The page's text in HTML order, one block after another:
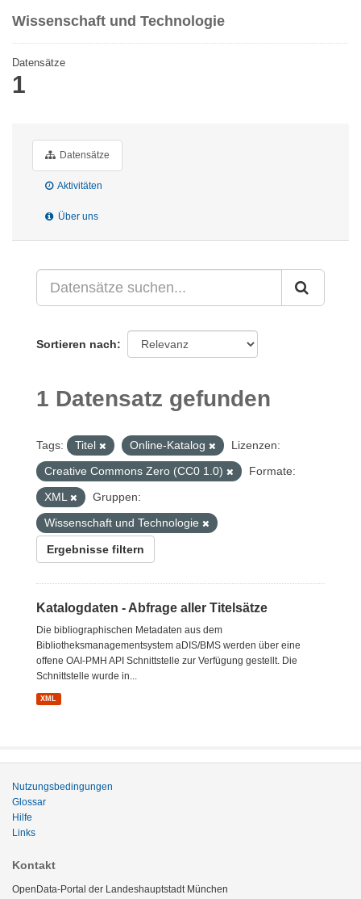
Wissenschaft und Technologie
Datensätze
1
Datensätze
Aktivitäten
Über uns
Sortieren nach
1 Datensatz gefunden
Tags: Titel Online-Katalog
Lizenzen:
Creative Commons Zero (CC0 1.0)
Formate:
XML
Gruppen:
Wissenschaft und Technologie
Ergebnisse filtern
Katalogdaten - Abfrage aller Titelsätze
Die bibliographischen Metadaten aus dem
Bibliotheksmanagementsystem aDIS/BMS werden über eine
offene OAI-PMH API Schnittstelle zur Verfügung gestellt. Die
Schnittstelle wurde in...
XML
Nutzungsbedingungen
Glossar
Hilfe
Links
Kontakt
OpenData-Portal der Landeshauptstadt München